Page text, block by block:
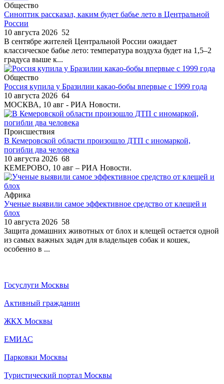
Общество
Синоптик рассказал, каким будет бабье лето в Центральной
России
10 августа 2026 52
В сентябре жителей Центральной России ожидает
классическое бабье лето: температура воздуха будет на 1,5–2
градуса выше к...
Общество
Россия купила у Бразилии какао-бобы впервые с 1999 года
10 августа 2026 64
МОСКВА, 10 авг - РИА Новости.
Происшествия
В Кемеровской области произошло ДТП с иномаркой,
погибли два человека
10 августа 2026 68
КЕМЕРОВО, 10 авг – РИА Новости.
Африка
Ученые выявили самое эффективное средство от клещей и
блох
10 августа 2026 58
Защита домашних животных от блох и клещей остается одной
из самых важных задач для владельцев собак и кошек,
особенно в ...
Госуслуги Москвы
Активный гражданин
ЖКХ Москвы
ЕМИАС
Парковки Москвы
Туристический портал Москвы